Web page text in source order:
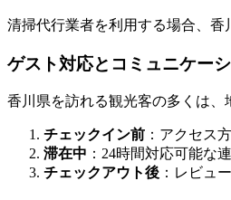
清掃代行業者を利用する場合、香
ゲスト対応とコミュニケー
香川県を訪れる観光客の多くは、
チェックイン前 ：アクセス
滞在中 ：24時間対応可能な
チェックアウト後 ：レビュ